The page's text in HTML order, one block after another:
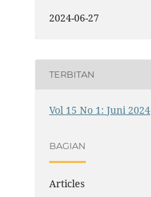
2024-06-27
TERBITAN
Vol 15 No 1: Juni 2024
BAGIAN
Articles